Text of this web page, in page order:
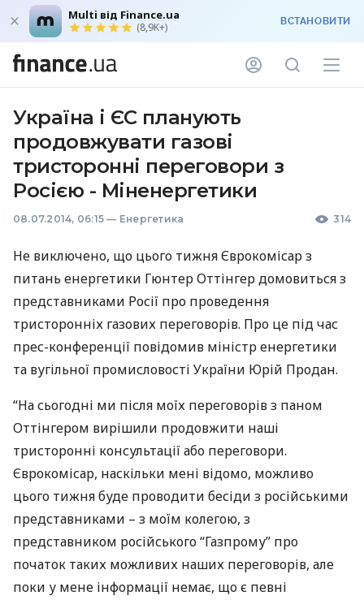
Multi від Finance.ua
(8,9K+) ВСТАНОВИТИ
Україна і ЄС планують
продовжувати газові
тристоронні переговори з
Росією - Міненергетики
08.07.2014, 06:15 — Енергетика 314
Не виключено, що цього тижня Єврокомісар з
питань енергетики Гюнтер Оттінгер домовиться з
представниками Росії про проведення
тристоронніх газових переговорів. Про це під час
прес-конференції повідомив міністр енергетики
та вугільної промисловості України Юрій Продан.
“На сьогодні ми після моїх переговорів з паном
Оттінгером вирішили продовжити наші
тристоронні консультації або переговори.
Єврокомісар, наскільки мені відомо, можливо
цього тижня буде проводити бесіди з російськими
представниками – з моїм колегою, з
представником російського “Газпрому” про
початок таких можливих наших переговорів, але
поки у мене інформації немає, що є певні